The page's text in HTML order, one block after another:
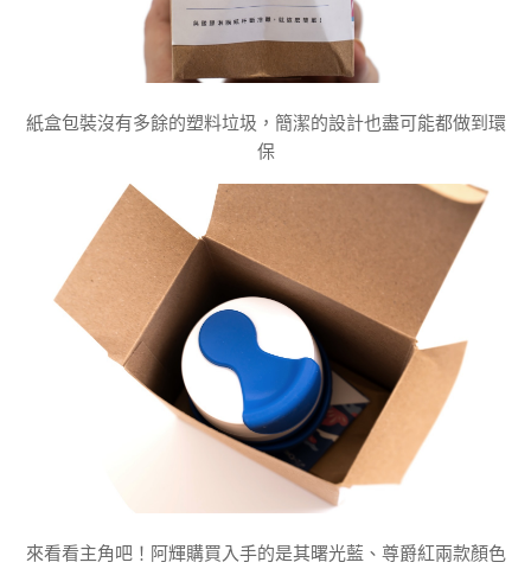
紙盒包裝沒有多餘的塑料垃圾，簡潔的設計也盡可能都做到環
保
來看看主角吧！阿輝購買入手的是其曙光藍、尊爵紅兩款顏色